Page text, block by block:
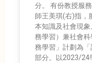
分。 有份教授服
師王美琪(右)指，
本知識及社會現
務學習）兼社會
務學習」計劃為
部分。以2023/24